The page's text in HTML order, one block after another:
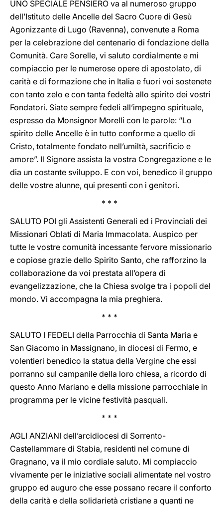
UNO SPECIALE PENSIERO va al numeroso gruppo
dell’Istituto delle Ancelle del Sacro Cuore di Gesù
Agonizzante di Lugo (Ravenna), convenute a Roma
per la celebrazione del centenario di fondazione della
Comunità. Care Sorelle, vi saluto cordialmente e mi
compiaccio per le numerose opere di apostolato, di
carità e di formazione che in Italia e fuori voi sostenete
con tanto zelo e con tanta fedeltà allo spirito dei vostri
Fondatori. Siate sempre fedeli all’impegno spirituale,
espresso da Monsignor Morelli con le parole: “Lo
spirito delle Ancelle è in tutto conforme a quello di
Cristo, totalmente fondato nell’umiltà, sacrificio e
amore”. Il Signore assista la vostra Congregazione e le
dia un costante sviluppo. E con voi, benedico il gruppo
delle vostre alunne, qui presenti con i genitori.
* * *
SALUTO POI gli Assistenti Generali ed i Provinciali dei
Missionari Oblati di Maria Immacolata. Auspico per
tutte le vostre comunità incessante fervore missionario
e copiose grazie dello Spirito Santo, che rafforzino la
collaborazione da voi prestata all’opera di
evangelizzazione, che la Chiesa svolge tra i popoli del
mondo. Vi accompagna la mia preghiera.
* * *
SALUTO I FEDELI della Parrocchia di Santa Maria e
San Giacomo in Massignano, in diocesi di Fermo, e
volentieri benedico la statua della Vergine che essi
porranno sul campanile della loro chiesa, a ricordo di
questo Anno Mariano e della missione parrocchiale in
programma per le vicine festività pasquali.
* * *
AGLI ANZIANI dell’arcidiocesi di Sorrento-
Castellammare di Stabia, residenti nel comune di
Gragnano, va il mio cordiale saluto. Mi compiaccio
vivamente per le iniziative sociali alimentate nel vostro
gruppo ed auguro che esse possano recare il conforto
della carità e della solidarietà cristiane a quanti ne